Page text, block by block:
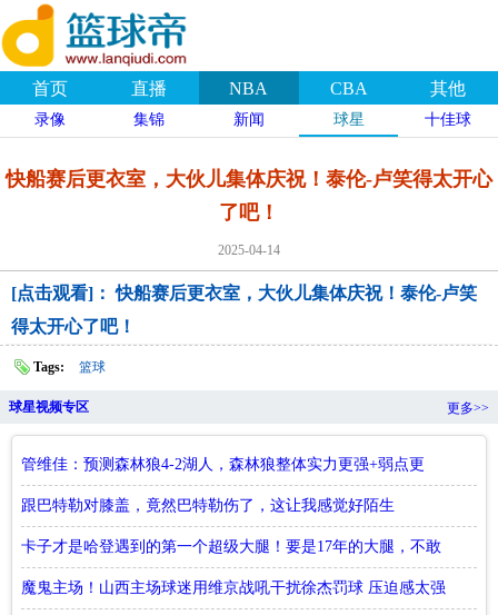
首页 直播 NBA CBA 其他
录像 集锦 新闻 球星 十佳球
快船赛后更衣室，大伙儿集体庆祝！泰伦-卢笑得太开心
了吧！
2025-04-14
[点击观看]： 快船赛后更衣室，大伙儿集体庆祝！泰伦-卢笑
得太开心了吧！
Tags: 篮球
球星视频专区 更多>>
管维佳：预测森林狼4-2湖人，森林狼整体实力更强+弱点更
少！
跟巴特勒对膝盖，竟然巴特勒伤了，这让我感觉好陌生
卡子才是哈登遇到的第一个超级大腿！要是17年的大腿，不敢
想
魔鬼主场！山西主场球迷用维京战吼干扰徐杰罚球 压迫感太强